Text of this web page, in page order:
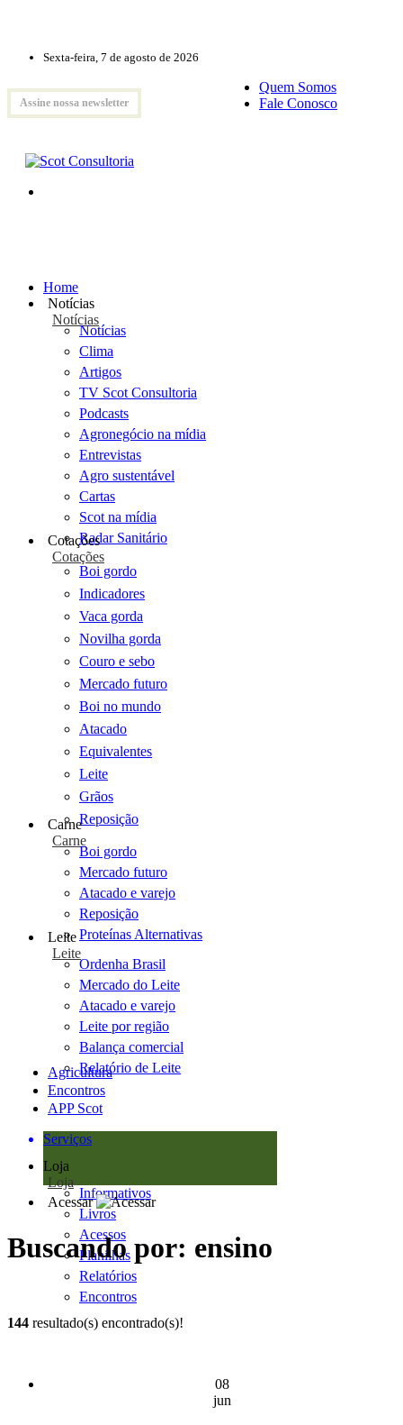
Sexta-feira, 7 de agosto de 2026
Assine nossa newsletter
Quem Somos
Fale Conosco
Home
Notícias
Notícias
Notícias
Clima
Artigos
TV Scot Consultoria
Podcasts
Agronegócio na mídia
Entrevistas
Agro sustentável
Cartas
Scot na mídia
Radar Sanitário
Cotações
Cotações
Boi gordo
Indicadores
Vaca gorda
Novilha gorda
Couro e sebo
Mercado futuro
Boi no mundo
Atacado
Equivalentes
Leite
Grãos
Reposição
Carne
Carne
Boi gordo
Mercado futuro
Atacado e varejo
Reposição
Proteínas Alternativas
Leite
Leite
Ordenha Brasil
Mercado do Leite
Atacado e varejo
Leite por região
Balança comercial
Relatório de Leite
Agricultura
Encontros
APP Scot
Serviços
Loja
Loja
Informativos
Livros
Acessos
Planilhas
Relatórios
Encontros
Acessar
Buscando por: ensino
144 resultado(s) encontrado(s)!
08
jun